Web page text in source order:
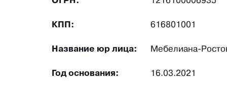
КПП: 616801001
Название юр лица: Мебелиана-
Год основания: 16.03.2021